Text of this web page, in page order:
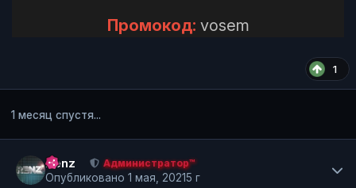
Промокод: vosem
1
1 месяц спустя...
Renz Администратор™
Опубликовано 1 мая, 20215 г